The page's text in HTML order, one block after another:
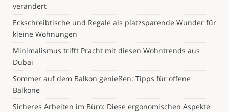
verändert
Eckschreibtische und Regale als platzsparende Wunder für
kleine Wohnungen
Minimalismus trifft Pracht mit diesen Wohntrends aus
Dubai
Sommer auf dem Balkon genießen: Tipps für offene
Balkone
Sicheres Arbeiten im Büro: Diese ergonomischen Aspekte